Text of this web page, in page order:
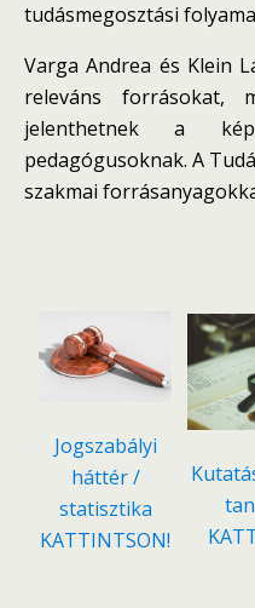
tudásmegosztási
Varga Andrea és Klein
releváns forrásokat,
jelenthetnek a
pedagógusoknak. A
szakmai
Jogszabályi
háttér /
statisztika
KATTINTSON!